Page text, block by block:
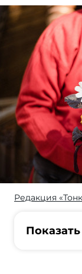
Узнайте
богатстве
Редакция